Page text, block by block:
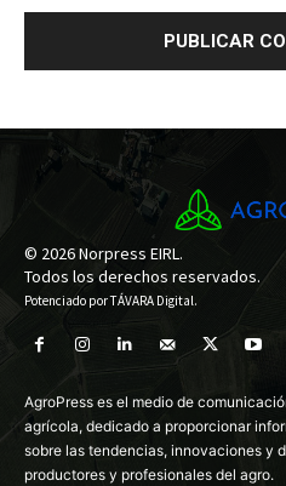
© 2026 Norpress EIRL.
Todos los derechos reservados.
Potenciado porTÁVARA Digital.
AgroPress es el medio de
agrícola, dedicado a proporcionar
sobre las tendencias, innovaciones y
productores y profesionales del agro.